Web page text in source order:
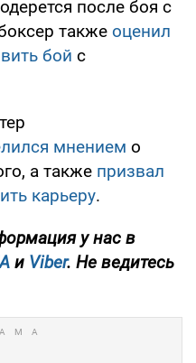
после боя с
также оценил
бой с
мнением о
а также призвал
карьеру.
у нас в
и Viber. Не ведитесь